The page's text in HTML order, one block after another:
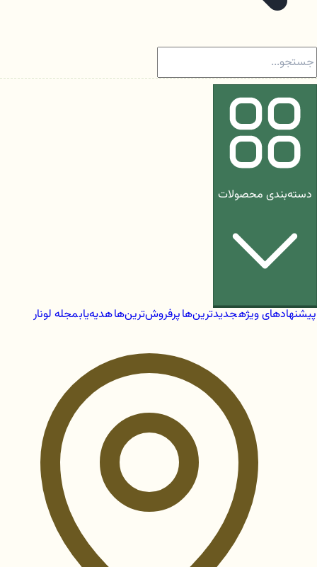
دسته‌بندی محصولات
پیشنهادهای ویژهجدیدترین‌هاپرفروش‌ترین‌هاهدیه‌یابمجله لونار